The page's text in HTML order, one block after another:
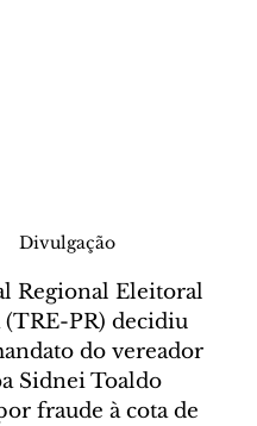
Divulgação
Regional Eleitoral
(TRE-PR) decidiu
do vereador
Sidnei Toaldo
fraude à cota de